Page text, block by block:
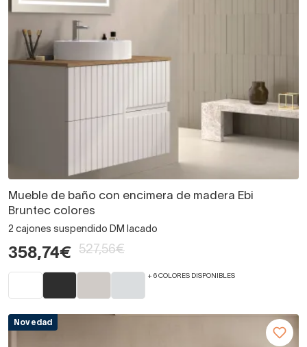
Mueble de baño con encimera de madera Ebi
Bruntec colores
2 cajones suspendido DM lacado
358,74€ 527,56€
+ 6 COLORES DISPONIBLES
Novedad